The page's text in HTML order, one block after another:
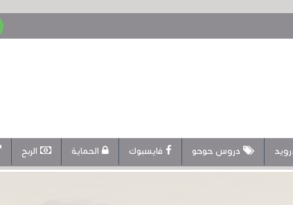
دروس حوحو فايسبوك الحماية الربح